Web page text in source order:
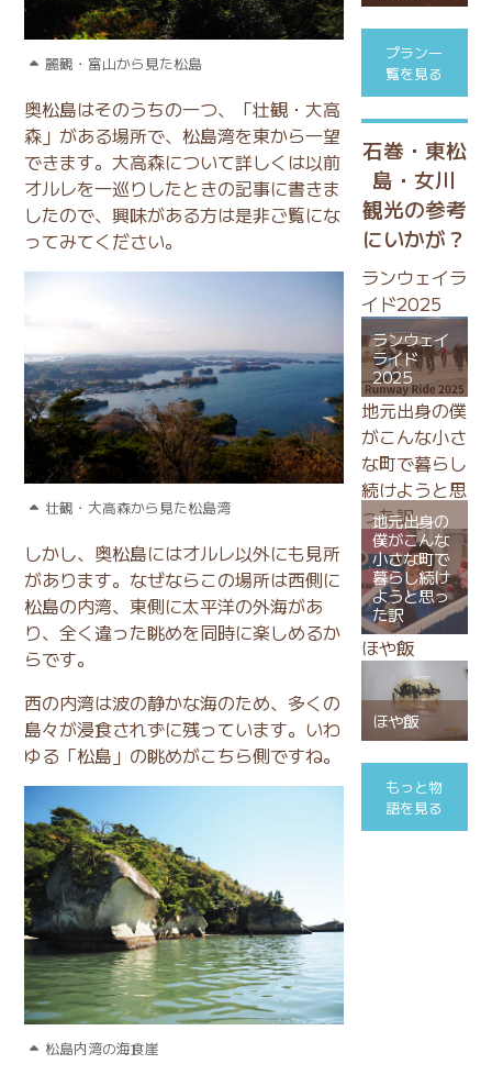
麗観・富山から見た松島
奥松島はそのうちの一つ、「壮観・大高
森」がある場所で、松島湾を東から一望
できます。大高森について詳しくは以前
オルレを一巡りしたときの記事に書きま
したので、興味がある方は是非ご覧にな
ってみてください。
壮観・大高森から見た松島湾
しかし、奥松島にはオルレ以外にも見所
があります。なぜならこの場所は西側に
松島の内湾、東側に太平洋の外海があ
り、全く違った眺めを同時に楽しめるか
らです。
西の内湾は波の静かな海のため、多くの
島々が浸食されずに残っています。いわ
ゆる「松島」の眺めがこちら側ですね。
松島内湾の海食崖
プラン一
覧を見る
石巻・東松
島・女川
観光の参考
にいかが？
ランウェイラ
イド2025
ランウェイ
ライド
2025
地元出身の僕
がこんな小さ
な町で暮らし
続けようと思
った訳
地元出身の
僕がこんな
小さな町で
暮らし続け
ようと思っ
た訳
ほや飯
ほや飯
もっと物
語を見る